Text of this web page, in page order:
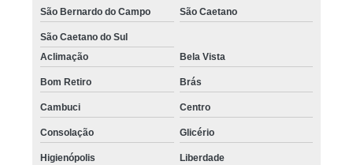
São Bernardo do Campo São Caetano
São Caetano do Sul
Aclimação
Bela Vista
Bom Retiro Brás
Cambuci Centro
Consolação Glicério
Higienópolis Liberdade